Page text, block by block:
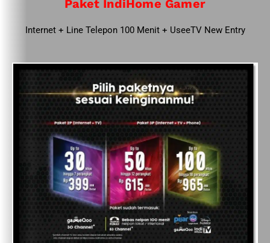
Paket IndiHome Gamer
Internet + Line Telepon 100 Menit + UseeTV New Entry